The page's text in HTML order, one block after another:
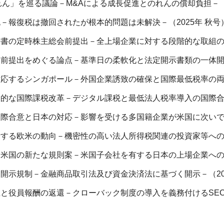
」を巡る議論－M&Aによる成長促進とのれんの償却負担－
報復税は撤回されたが根本的問題は未解決－（2025年 秋号
の定時株主総会前提出－全上場企業に対する段階的な取組
提出をめぐる論点－基準日の柔軟化と法定開示書類の一体
するシンガポール－外国企業誘致の確保と国際最低税率の
な国際課税改革－デジタル課税と最低法人税率導入の国際
合意と日本の対応－影響を受ける多国籍企業が米国に次い
る欧米の動向－機密性の高い法人所得税関連の投資家等へ
国の新たな規則案－米国子会社を有する日本の上場企業へ
示規制－金融商品取引法及び資金決済法に基づく開示－（
役員報酬の返還－クローバック制度の導入を義務付ける